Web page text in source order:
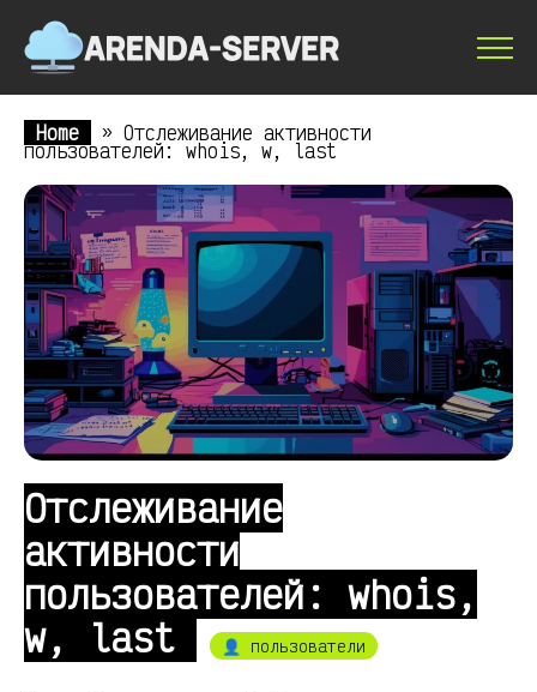
Home » Отслеживание активности
пользователей: whois, w, last
Отслеживание
активности
пользователей: whois,
w, last
👤 пользователи